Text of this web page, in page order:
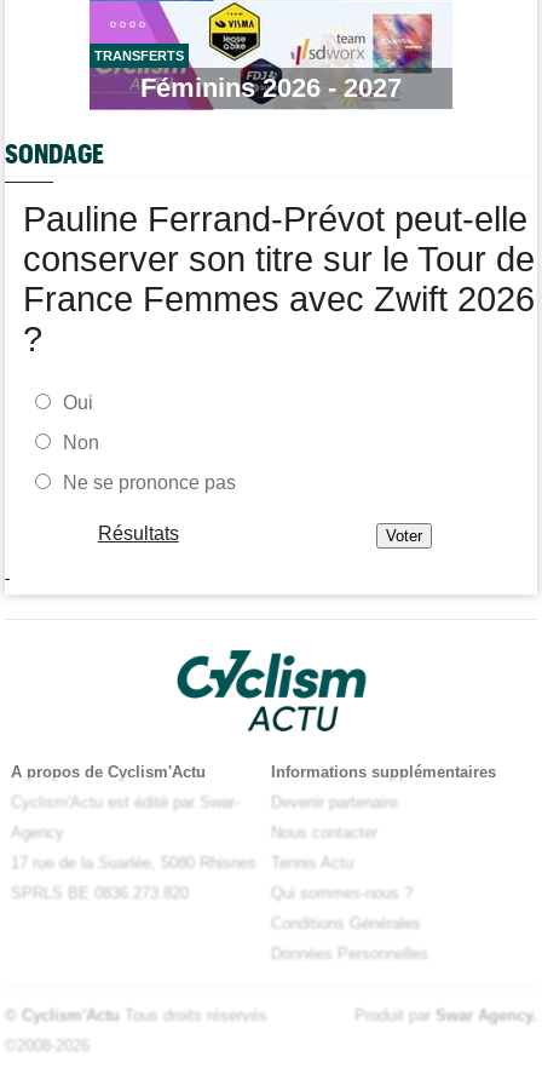
L'une des plus anciennes équipes du peloton va disparaître en
Tour de Pologne
Diffusion TV... quelle heure et quelle chaîne la 5e étape ?
Felix Gall : "L'objectif ? Conserver ce maillot de leader"
Nos vidéos de cyclisme sont sur Youtube : Cyclism'Actu TV
TRANSFERTS
Féminins 2026 - 2027
SONDAGE
Pauline Ferrand-Prévot peut-elle
conserver son titre sur le Tour de
France Femmes avec Zwift 2026
?
Oui
Non
Ne se prononce pas
Résultats
-
A propos de Cyclism'Actu
Cyclism'Actu est édité par Swar-
Agency
17 rue de la Suarlée, 5080 Rhisnes
SPRLS BE 0836.273.820
Informations supplémentaires
Devenir partenaire
Nous contacter
Tennis Actu
Qui sommes-nous ?
Conditions Générales
Données Personnelles
© Cyclism'Actu Tous droits réservés
©2008-2026
Produit par Swar Agency.